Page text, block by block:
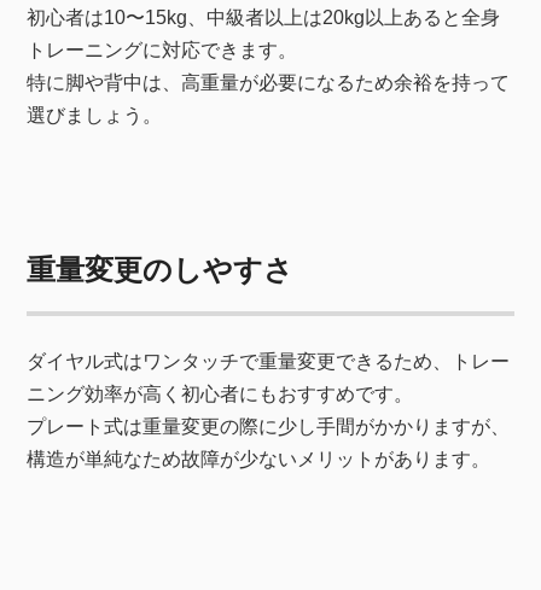
初心者は10〜15kg、中級者以上は20kg以上あると全身
トレーニングに対応できます。
特に脚や背中は、高重量が必要になるため余裕を持って
選びましょう。
重量変更のしやすさ
ダイヤル式はワンタッチで重量変更できるため、トレー
ニング効率が高く初心者にもおすすめです。
プレート式は重量変更の際に少し手間がかかりますが、
構造が単純なため故障が少ないメリットがあります。